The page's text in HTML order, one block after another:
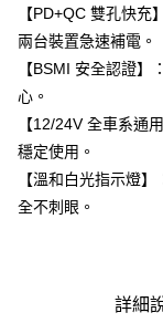
相關說明
【關於「AFTEE先享後
便利好安心！
１．簡單：不需註冊會
２．便利：只要手機
３．安心：先確認商
【「AFTEE先享後付
結帳頁面，進行簡訊認
※ 請注意：結帳手續
購買商品的店家。未
ATM付款
運送方式
全家付款取貨
每筆NT$60，滿
付款後全家取貨
每筆NT$60，滿
【PD+QC 雙孔快
兩台裝置急速補電。
【BSMI 安全認證
心。
【12/24V 全車系通
穩定使用。
【溫和白光指示燈
全不刺眼。
詳細